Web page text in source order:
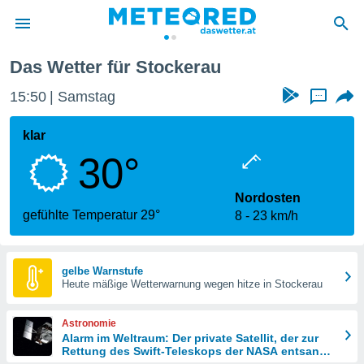
wurde
dass
sind.
diese
Das Wetter für Stockerau
15:50 Samstag ...
klar
30°
gefühlte Temperatur 29°
Nordosten
8
23 km/h
gelbe Warnstufe
Heute mäßige Wetterwarnung wegen hitze in Stockerau
Astronomie
Alarm im Weltraum: Der private Satellit, der zur
Rettung des Swift-Teleskops der NASA entsandt